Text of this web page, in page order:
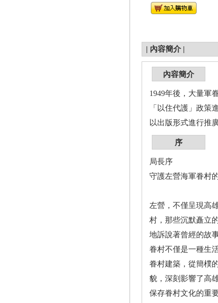
| 內容簡介 |
內容簡介
1949年後，大量軍
「以住代護」政策
以出版形式進行推
序
局長序
守護左營海軍眷村
左營，不僅呈現高
村，那些沉默矗立
地訴說著曾經的故
眷村不僅是一種生
眷村建築，從簡樸
貌，深刻影響了高
保存眷村文化的重